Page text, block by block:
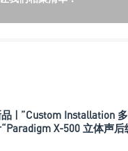
| ”Custom Installation
X-500 立体声后